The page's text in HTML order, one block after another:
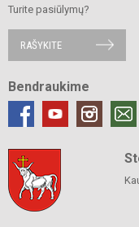
Turite pasiūlymų?
RAŠYKITE
Bendraukime